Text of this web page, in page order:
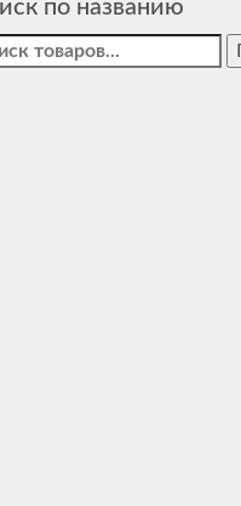
по названию